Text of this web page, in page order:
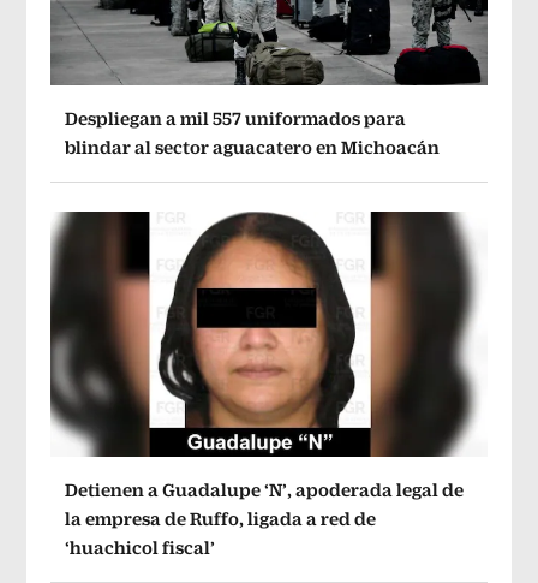
Despliegan a mil 557 uniformados para
blindar al sector aguacatero en Michoacán
Detienen a Guadalupe ‘N’, apoderada legal de
la empresa de Ruffo, ligada a red de
‘huachicol fiscal’